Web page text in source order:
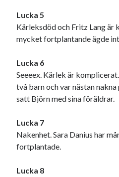
WordPress.org
Lucka 5
Kärleksdöd och Fritz Lang är
mycket fortplantande ägde
Lucka 6
Seeeex. Kärlek är
två barn och var nästan
satt Björn med sina föräldrar.
Lucka 7
Nakenhet. Sara Danius har
fortplantade.
Lucka 8